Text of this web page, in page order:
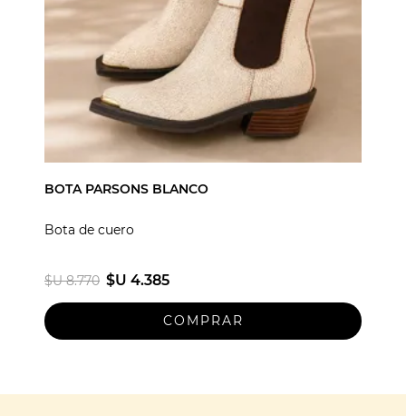
BOTA PARSONS BLANCO
Bota de cuero
$U 8.770 $U 4.385